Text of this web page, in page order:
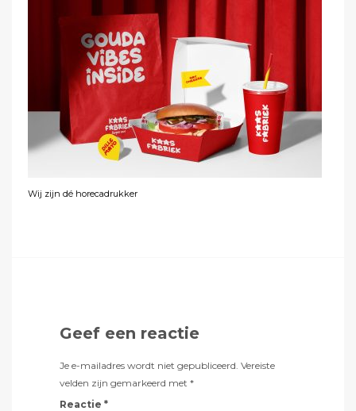
Wij zijn dé horecadrukker
Geef een reactie
Je e-mailadres wordt niet gepubliceerd. Vereiste
velden zijn gemarkeerd met *
Reactie *